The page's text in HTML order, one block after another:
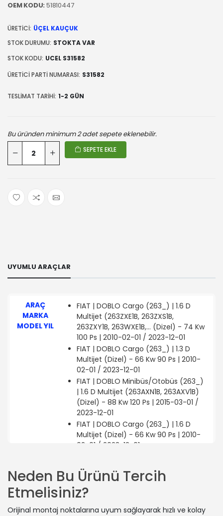
OEM KODU:51810447
ÜRETICI: ÜÇEL KAUÇUK
STOK DURUMU: STOKTA VAR
STOK KODU: UCEL S31582
ÜRETICI PARTI NUMARASI: S31582
TESLIMAT TARIHI: 1-2 GÜN
Bu üründen minimum 2 adet sepete eklenebilir.
SEPETE EKLE
UYUMLU ARAÇLAR
ARAÇ
MARKA
MODEL YIL
FIAT | DOBLO Cargo (263_) | 1.6 D
Multijet (263ZXE1B, 263ZXS1B,
263ZXY1B, 263WXE1B,... (Dizel) - 74 Kw
100 Ps | 2010-02-01 / 2023-12-01
FIAT | DOBLO Cargo (263_) | 1.3 D
Multijet (Dizel) - 66 Kw 90 Ps | 2010-
02-01 / 2023-12-01
FIAT | DOBLO Minibüs/Otobüs (263_)
| 1.6 D Multijet (263AXN1B, 263AXV1B)
(Dizel) - 88 Kw 120 Ps | 2015-03-01 /
2023-12-01
FIAT | DOBLO Cargo (263_) | 1.6 D
Multijet (Dizel) - 66 Kw 90 Ps | 2010-
02-01 / 2023-12-01
| 1.6 D Multijet (263AXH1A, 263AXL11,
263AXH1B) (Dizel) - 66 Kw 90 Ps |
2010-02-01 / 2023-12-01
FIAT | FIORINO Kasa/büyük limuzin
(225_) | 1.3 D Multijet (Dizel) - 59 Kw
Neden Bu Ürünü Tercih
Etmelisiniz?
Orijinal montaj noktalarına uyum sağlayarak hızlı ve kolay